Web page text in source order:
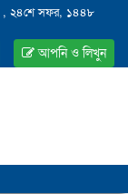
, ২৪শে সফর, ১৪৪৮
আপনি ও লিখুন